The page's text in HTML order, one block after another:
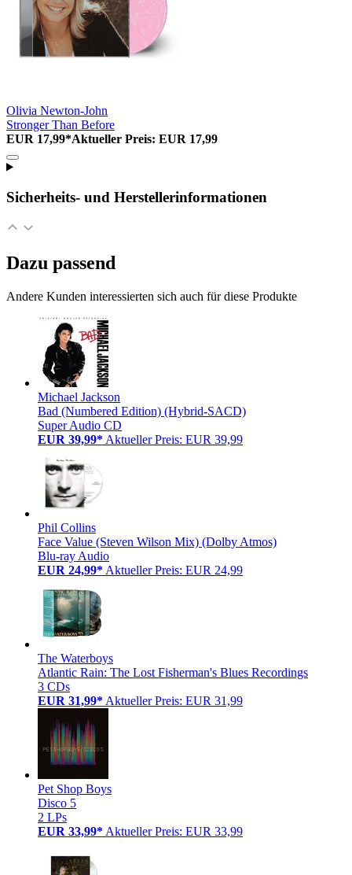
Olivia Newton-John
Stronger Than Before
EUR 17,99*Aktueller Preis: EUR 17,99
Sicherheits- und Herstellerinformationen
Dazu passend
Andere Kunden interessierten sich auch für diese Produkte
Michael Jackson
Bad (Numbered Edition) (Hybrid-SACD)
Super Audio CD
EUR 39,99* Aktueller Preis: EUR 39,99
Phil Collins
Face Value (Steven Wilson Mix) (Dolby Atmos)
Blu-ray Audio
EUR 24,99* Aktueller Preis: EUR 24,99
The Waterboys
Atlantic Rain: The Lost Fisherman's Blues Recordings
3 CDs
EUR 31,99* Aktueller Preis: EUR 31,99
Pet Shop Boys
Disco 5
2 LPs
EUR 33,99* Aktueller Preis: EUR 33,99